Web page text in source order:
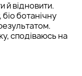
й відновити.
ботанічну
сподіваюсь на